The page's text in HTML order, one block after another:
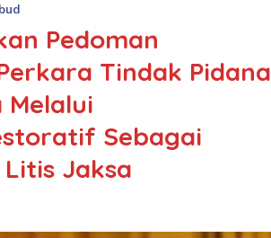
Pedoman
Tindak Pidana
Sebagai
Litis Jaksa